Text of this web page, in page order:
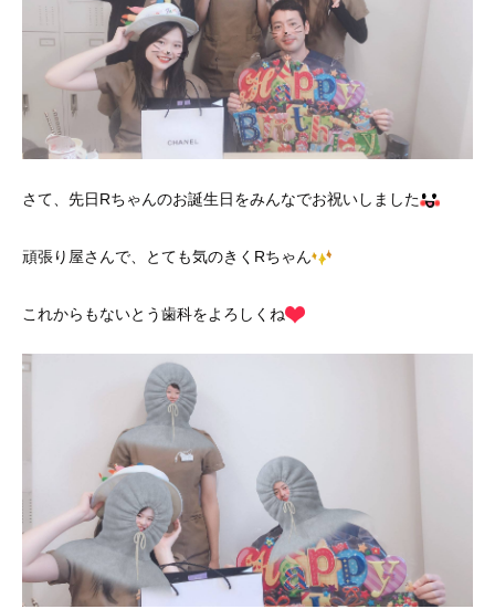
さて、先日Rちゃんのお誕生日をみんなでお祝いしました
頑張り屋さんで、とても気のきくRちゃん
これからもないとう歯科をよろしくね